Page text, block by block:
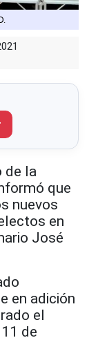
de la
que
nuevos
en
José
en adición
el
de